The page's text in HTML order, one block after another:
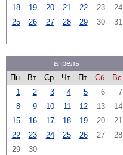
18
19 20 21 22 23
24
25
26 27 28 29 30 31
апрель
Пн
Вт Ср Чт Пт Сб
Вс
1
2 3 4 5 6
7
8
9 10 11 12 13
14
15
16 17 18 19 20
21
22
23 24 25 26 27
28
29
30